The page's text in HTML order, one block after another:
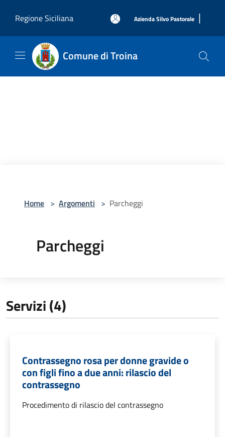
Regione Siciliana
Azienda Silvo Pastorale |
Comune di Troina
Home > Argomenti > Parcheggi
Parcheggi
Servizi (4)
Contrassegno rosa per donne gravide o
con figli fino a due anni: rilascio del
contrassegno
Procedimento di rilascio del contrassegno